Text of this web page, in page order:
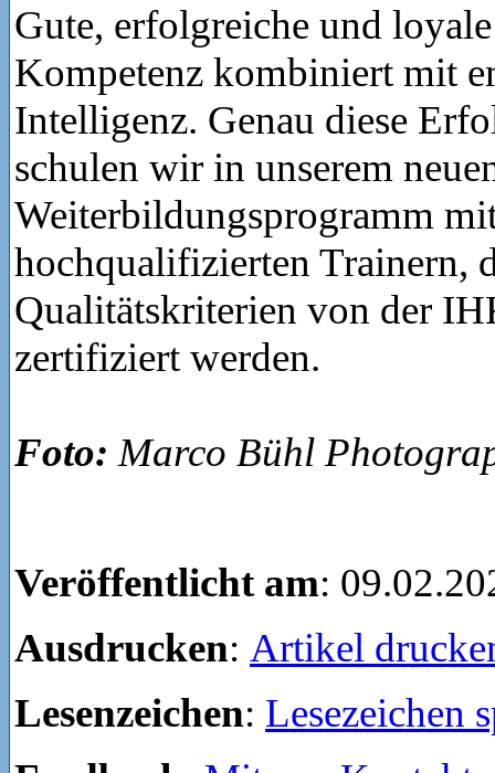
Gute, erfolgreiche und
Kompetenz kombiniert mit
Intelligenz. Genau diese
schulen wir in unserem
Weiterbildungsprogramm
hochqualifizierten Trainern,
Qualitätskriterien von der
zertifiziert werden.
Foto: Marco Bühl
Veröffentlicht am:
Ausdrucken: Artikel
Lesenzeichen: Lesezeichen